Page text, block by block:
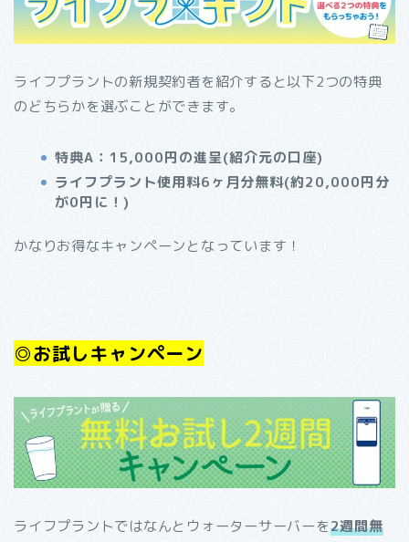
ライフプラントの新規契約者を紹介すると以下2つの特典
のどちらかを選ぶことができます。
特典A：15,000円の進呈(紹介元の口座)
ライフプラント使用料6ヶ月分無料(約20,000円分
が0円に！)
かなりお得なキャンペーンとなっています！
◎お試しキャンペーン
ライフプラントではなんとウォーターサーバーを2週間無